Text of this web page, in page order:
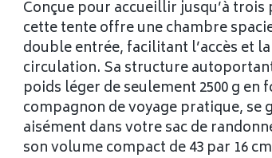
Conçue pour accueillir jusqu’à trois
cette tente offre une chambre
double entrée, facilitant l’accès et la
circulation. Sa structure
poids léger de seulement 2500 g en
compagnon de voyage pratique, se
aisément dans votre sac de
son volume compact de 43 par 16